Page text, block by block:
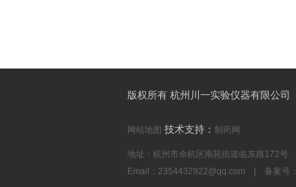
版权所有 杭州川一实验仪器有限公司
网站地图 技术支持： 制药网
地址：杭州市余杭区南苑街道临东路172号
Email： 2354432922@qq.com | 备案号：